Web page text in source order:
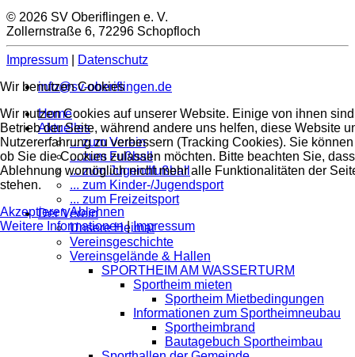
© 2026 SV Oberiflingen e. V.
Zollernstraße 6, 72296 Schopfloch
Impressum
Datenschutz
info@sv-oberiflingen.de
Home
Aktuelles
... zum Verein
... zum Fußball
... zum Jugendfußball
... zum Kinder-/Jugendsport
... zum Freizeitsport
Der Verein
Unsere Heimat
Vereinsgeschichte
Vereinsgelände & Hallen
SPORTHEIM AM WASSERTURM
Sportheim mieten
Sportheim Mietbedingungen
Informationen zum Sportheimneubau
Sportheimbrand
Bautagebuch Sportheimbau
Wir benutzen Cookies
Wir nutzen Cookies auf unserer Website. Einige von ihnen
Betrieb der Seite, während andere uns helfen, diese Website
Nutzererfahrung zu verbessern (Tracking Cookies). Sie
ob Sie die Cookies zulassen möchten. Bitte beachten Sie,
Ablehnung womöglich nicht mehr alle Funktionalitäten der
stehen.
AkzeptierenAblehnen
Weitere Informationen|Impressum